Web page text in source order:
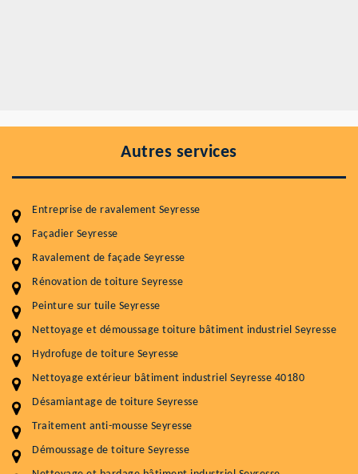
Autres services
Entreprise de ravalement Seyresse
Façadier Seyresse
Ravalement de façade Seyresse
Rénovation de toiture Seyresse
Peinture sur tuile Seyresse
Nettoyage et démoussage toiture bâtiment industriel Seyresse
Hydrofuge de toiture Seyresse
Nettoyage extérieur bâtiment industriel Seyresse 40180
Désamiantage de toiture Seyresse
Traitement anti-mousse Seyresse
Démoussage de toiture Seyresse
Entretenir votre toiture, c'est préserver sa
durabilité
Plus de 15 ans d'expérience en couverture et facade
Service
Nettoyageb toiture
Démoussage toiture
Traitement hydrofuge toiture
4 € / m²